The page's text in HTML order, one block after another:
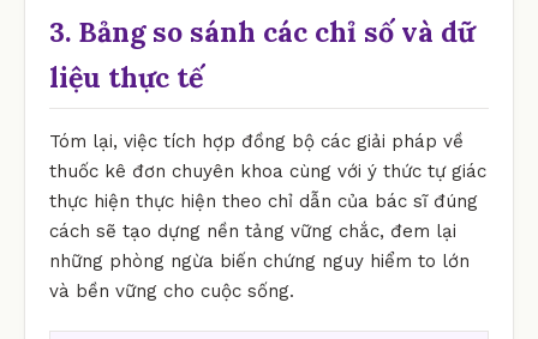
3. Bảng so sánh các chỉ số và dữ
liệu thực tế
Tóm lại, việc tích hợp đồng bộ các giải pháp về
thuốc kê đơn chuyên khoa cùng với ý thức tự giác
thực hiện thực hiện theo chỉ dẫn của bác sĩ đúng
cách sẽ tạo dựng nền tảng vững chắc, đem lại
những phòng ngừa biến chứng nguy hiểm to lớn
và bền vững cho cuộc sống.